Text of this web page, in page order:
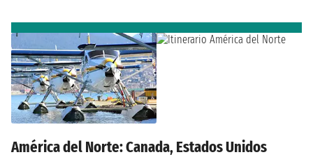
América del Norte: Canada, Estados Unidos